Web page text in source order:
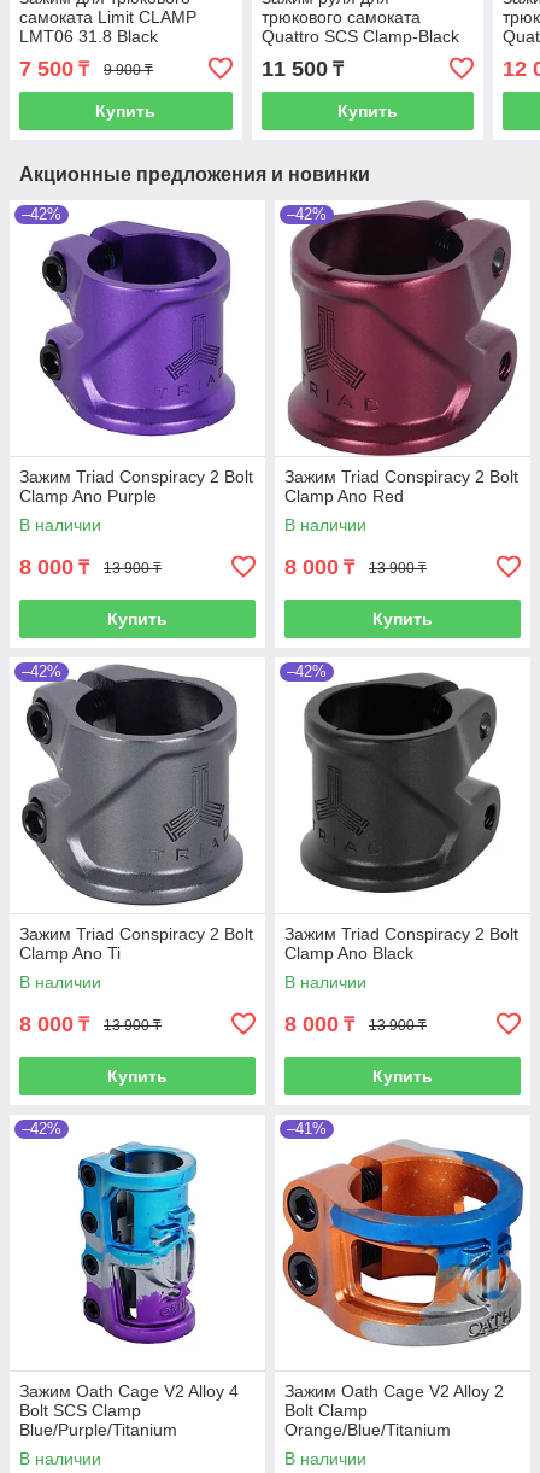
самоката Limit CLAMP
LMT06 31.8 Black
7 500 ₸ 9 900 ₸
Купить
трюкового самоката
Quattro SCS Clamp-Black
11 500₸
Купить
12
Акционные предложения и новинки
–42%
Зажим Triad Conspiracy 2 Bolt
Clamp Ano Purple
В наличии
8 000 ₸ 13 900 ₸
Купить
–42%
Зажим Triad Conspiracy 2 Bolt
Clamp Ano Red
В наличии
8 000 ₸ 13 900 ₸
Купить
–42%
Зажим Triad Conspiracy 2 Bolt
Clamp Ano Ti
В наличии
8 000 ₸ 13 900 ₸
Купить
–42%
Зажим Triad Conspiracy 2 Bolt
Clamp Ano Black
В наличии
8 000 ₸ 13 900 ₸
Купить
–42%
Зажим Oath Cage V2 Alloy 4
Bolt SCS Clamp
Blue/Purple/Titanium
В наличии
–41%
Зажим Oath Cage V2 Alloy 2
Bolt Clamp
Orange/Blue/Titanium
В наличии